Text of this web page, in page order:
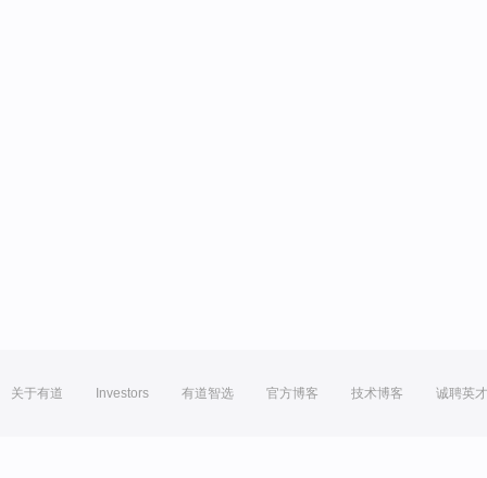
关于有道 Investors 有道智选 官方博客 技术博客 诚聘英才